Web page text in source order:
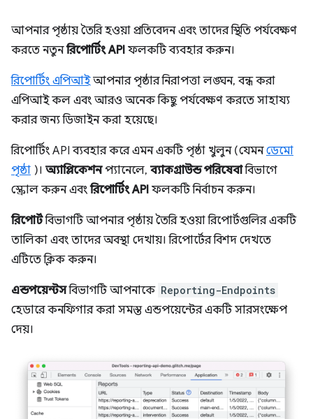
আপনার পৃষ্ঠায় তৈরি হওয়া প্রতিবেদন এবং তাদের স্থিতি পর্যবেক্ষণ
করতে নতুনরিপোর্টিং API ফলকটি ব্যবহার করুন।
রিপোর্টিং এপিআইআপনার পৃষ্ঠার নিরাপত্তা লঙ্ঘন, বন্ধ করা
এপিআই কল এবং আরও অনেক কিছু পর্যবেক্ষণ করতে সাহায্য
করার জন্য ডিজাইন করা হয়েছে।
রিপোর্টিং API ব্যবহার করে এমন একটি পৃষ্ঠা খুলুন (যেমনডেমো
পৃষ্ঠা )। অ্যাপ্লিকেশনপ্যানেলে, ব্যাকগ্রাউন্ড পরিষেবাবিভাগে
স্ক্রোল করুন এবংরিপোর্টিং API ফলকটি নির্বাচন করুন।
রিপোর্টবিভাগটি আপনার পৃষ্ঠায় তৈরি হওয়া রিপোর্টগুলির একটি
তালিকা এবং তাদের অবস্থা দেখায়। রিপোর্টের বিশদ দেখতে
এটিতে ক্লিক করুন।
এন্ডপয়েন্টসবিভাগটি আপনাকে Reporting-Endpoints
হেডারে কনফিগার করা সমস্ত এন্ডপয়েন্টের একটি সারসংক্ষেপ
দেয়।